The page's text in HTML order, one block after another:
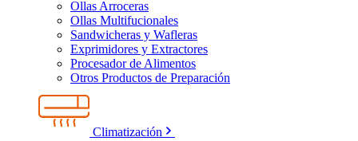
Ollas Arroceras
Ollas Multifucionales
Sandwicheras y Wafleras
Exprimidores y Extractores
Procesador de Alimentos
Otros Productos de Preparación
Climatización